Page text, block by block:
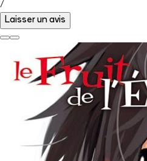
/
Laisser un avis